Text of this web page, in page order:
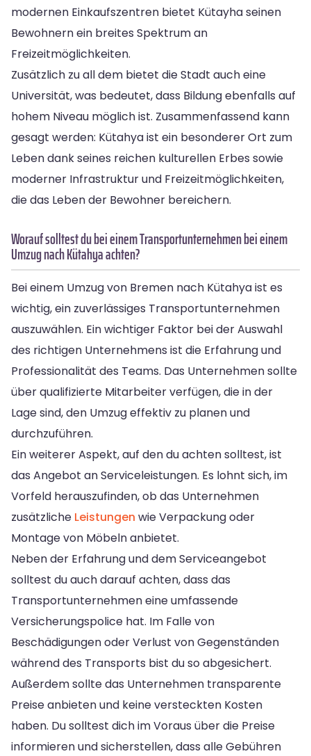
modernen Einkaufszentren bietet Kütayha seinen
Bewohnern ein breites Spektrum an
Freizeitmöglichkeiten.
Zusätzlich zu all dem bietet die Stadt auch eine
Universität, was bedeutet, dass Bildung ebenfalls auf
hohem Niveau möglich ist. Zusammenfassend kann
gesagt werden: Kütahya ist ein besonderer Ort zum
Leben dank seines reichen kulturellen Erbes sowie
moderner Infrastruktur und Freizeitmöglichkeiten,
die das Leben der Bewohner bereichern.
Worauf solltest du bei einem Transportunternehmen bei einem
Umzug nach Kütahya achten?
Bei einem Umzug von Bremen nach Kütahya ist es
wichtig, ein zuverlässiges Transportunternehmen
auszuwählen. Ein wichtiger Faktor bei der Auswahl
des richtigen Unternehmens ist die Erfahrung und
Professionalität des Teams. Das Unternehmen sollte
über qualifizierte Mitarbeiter verfügen, die in der
Lage sind, den Umzug effektiv zu planen und
durchzuführen.
Ein weiterer Aspekt, auf den du achten solltest, ist
das Angebot an Serviceleistungen. Es lohnt sich, im
Vorfeld herauszufinden, ob das Unternehmen
zusätzliche Leistungen wie Verpackung oder
Montage von Möbeln anbietet.
Neben der Erfahrung und dem Serviceangebot
solltest du auch darauf achten, dass das
Transportunternehmen eine umfassende
Versicherungspolice hat. Im Falle von
Beschädigungen oder Verlust von Gegenständen
während des Transports bist du so abgesichert.
Außerdem sollte das Unternehmen transparente
Preise anbieten und keine versteckten Kosten
haben. Du solltest dich im Voraus über die Preise
informieren und sicherstellen, dass alle Gebühren